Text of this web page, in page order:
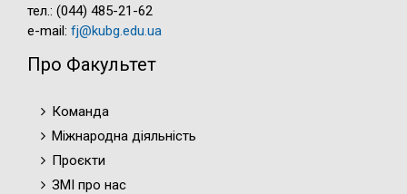
тел.: (044) 485-21-62
e-mail: fj@kubg.edu.ua
Про Факультет
Команда
Міжнародна діяльність
Проєкти
ЗМІ про нас